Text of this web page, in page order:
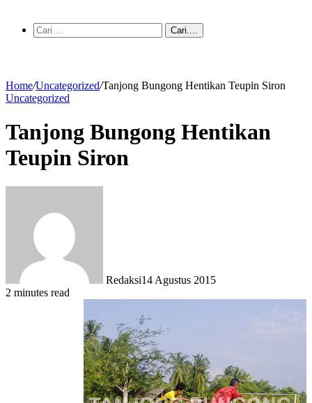
Cari....
Home/Uncategorized/Tanjong Bungong Hentikan Teupin Siron
Uncategorized
Tanjong Bungong Hentikan
Teupin Siron
Redaksi14 Agustus 2015
2 minutes read